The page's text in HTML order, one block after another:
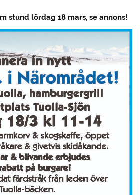
stund lördag 18 mars, se annons!